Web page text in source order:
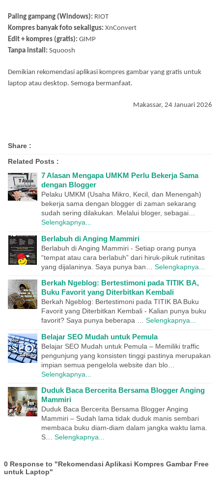
Paling gampang (Windows): RIOT
Kompres banyak foto sekaligus: XnConvert
Edit + kompres (gratis): GIMP
Tanpa install: Squoosh
Demikian rekomendasi aplikasi kompres gambar yang gratis untuk
laptop atau desktop. Semoga bermanfaat.
Makassar, 24 Januari 2026
Share :
Related Posts :
7 Alasan Mengapa UMKM Perlu Bekerja Sama
dengan Blogger
Pelaku UMKM (Usaha Mikro, Kecil, dan Menengah)
bekerja sama dengan blogger di zaman sekarang
sudah sering dilakukan. Melalui bloger, sebagai…
Selengkapnya...
Berlabuh di Anging Mammiri
Berlabuh di Anging Mammiri - Setiap orang punya
“tempat atau cara berlabuh” dari hiruk-pikuk rutinitas
yang dijalaninya. Saya punya ban…
Selengkapnya...
Berkah Ngeblog: Bertestimoni pada TITIK BA,
Buku Favorit yang Diterbitkan Kembali
Berkah Ngeblog: Bertestimoni pada TITIK BA Buku
Favorit yang Diterbitkan Kembali - Kalian punya buku
favorit? Saya punya beberapa … Selengkapnya...
Belajar SEO Mudah untuk Pemula
Belajar SEO Mudah untuk Pemula – Memiliki traffic
pengunjung yang konsisten tinggi pastinya merupakan
impian semua pengelola website dan blo…
Selengkapnya...
Duduk Baca Bercerita Bersama Blogger Anging
Mammiri
Duduk Baca Bercerita Bersama Blogger Anging
Mammiri – Sudah lama tidak duduk manis sembari
membaca buku diam-diam dalam jangka waktu lama.
S… Selengkapnya...
0 Response to "Rekomendasi Aplikasi Kompres Gambar Free
untuk Laptop"